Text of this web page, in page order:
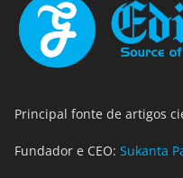
Principal fonte de artigos
Fundador e CEO: Sukanta